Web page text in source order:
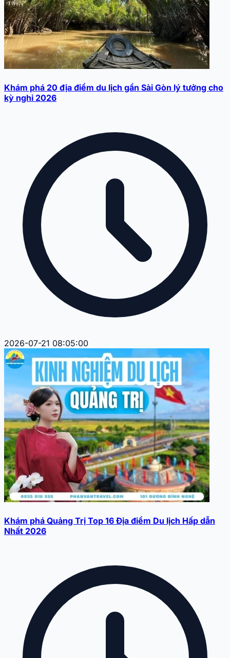
Khám phá 20 địa điểm du lịch gần Sài Gòn lý tưởng cho
kỳ nghỉ 2026
2026-07-21 08:05:00
Khám phá Quảng Trị Top 16 Địa điểm Du lịch Hấp dẫn
Nhất 2026